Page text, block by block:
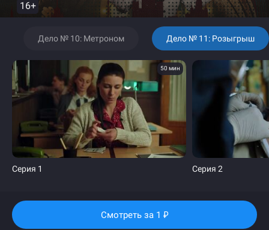
16+
Дело № 10: Метроном Дело № 11: Розыгрыш
50 мин
Серия 1 Серия 2
Смотреть за 1 ₽